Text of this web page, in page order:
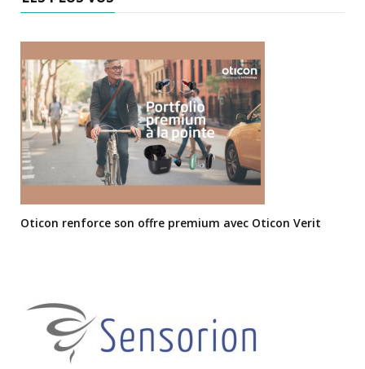
Oticon renforce son offre premium avec Oticon Verit